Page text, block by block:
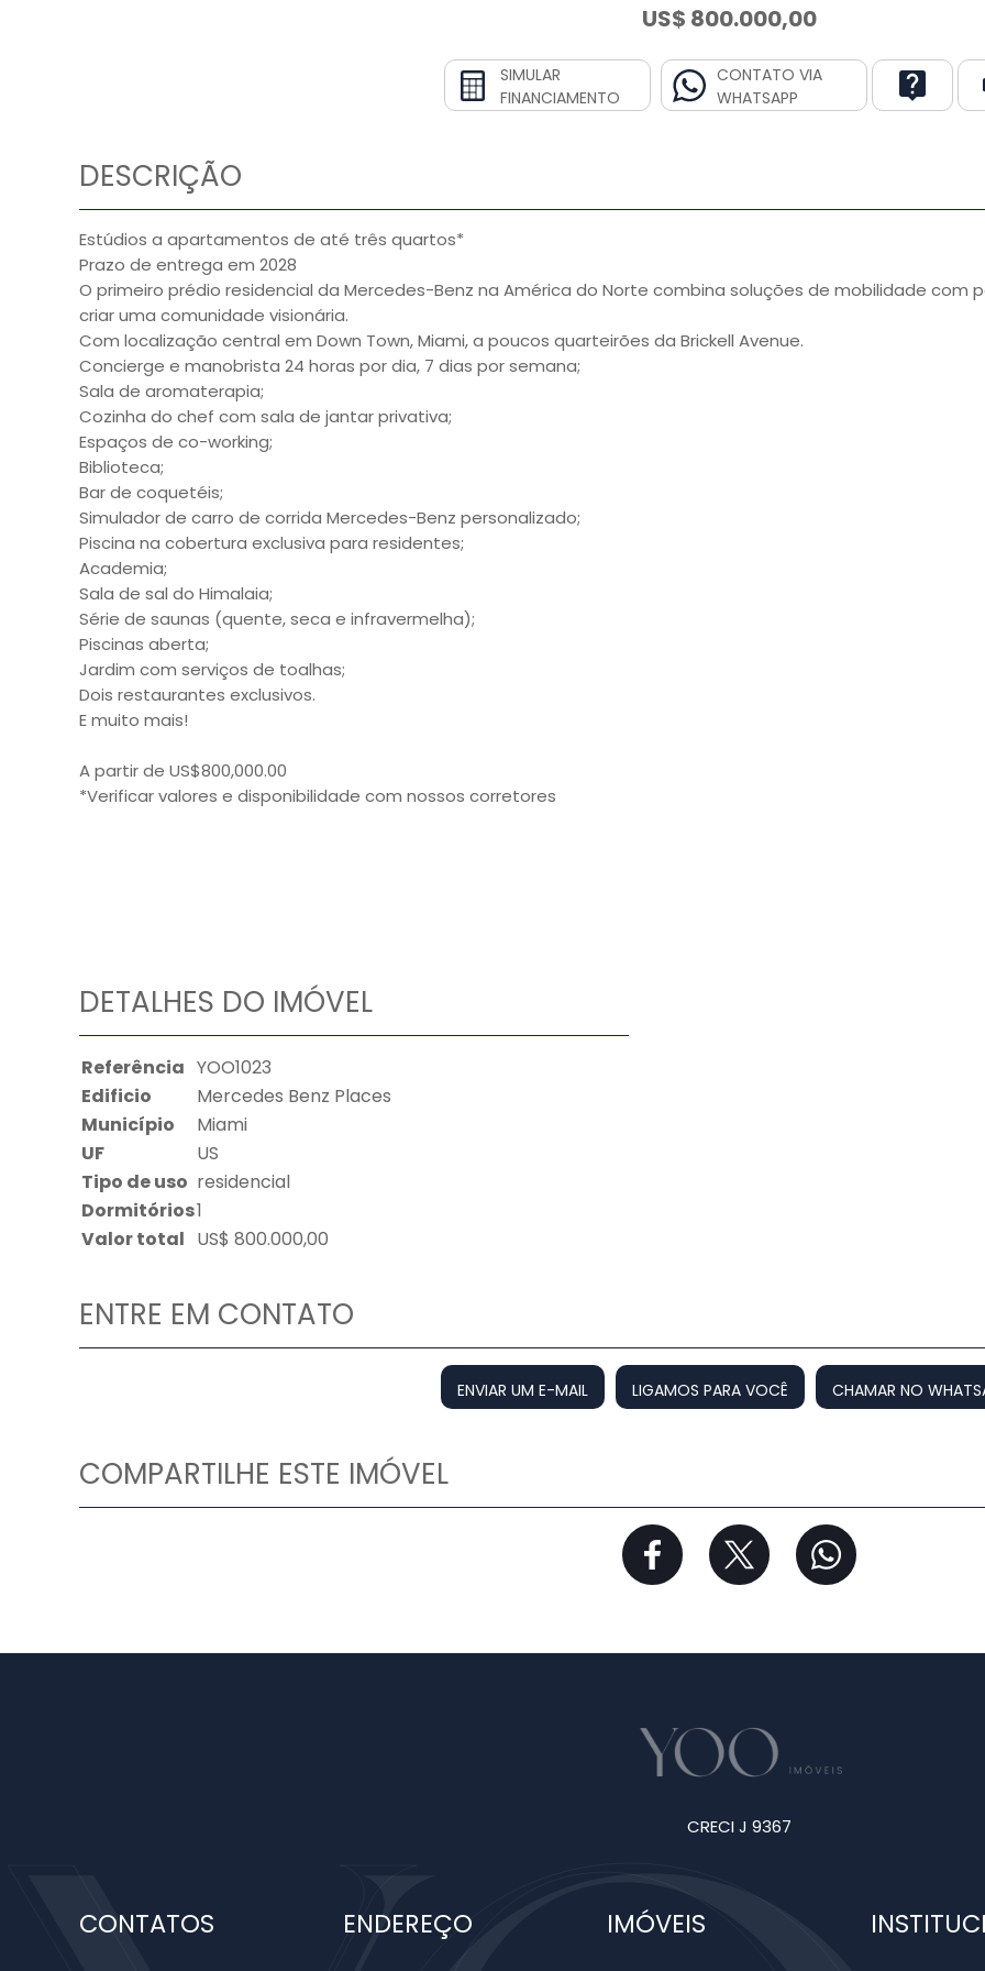
US$ 800.000,00
SIMULAR
FINANCIAMENTO
CONTATO VIA
WHATSAPP
DESCRIÇÃO
Estúdios a apartamentos de até três quartos*
Prazo de entrega em 2028
O primeiro prédio residencial da Mercedes-Benz na América do Norte combina soluções de mobilidade com
criar uma comunidade visionária.
Com localização central em Down Town, Miami, a poucos quarteirões da Brickell Avenue.
Concierge e manobrista 24 horas por dia, 7 dias por semana;
Sala de aromaterapia;
Cozinha do chef com sala de jantar privativa;
Espaços de co-working;
Biblioteca;
Bar de coquetéis;
Simulador de carro de corrida Mercedes-Benz personalizado;
Piscina na cobertura exclusiva para residentes;
Academia;
Sala de sal do Himalaia;
Série de saunas (quente, seca e infravermelha);
Piscinas aberta;
Jardim com serviços de toalhas;
Dois restaurantes exclusivos.
E muito mais!
A partir de US$800,000.00
*Verificar valores e disponibilidade com nossos corretores
DETALHES DO IMÓVEL
Referência YOO1023
Edificio
Mercedes Benz Places
Município
Miami
UF
US
Tipo de uso residencial
Dormitórios1
Valor total US$ 800.000,00
ENTRE EM CONTATO
ENVIAR UM E-MAIL LIGAMOS PARA VOCÊ CHAMAR NO
COMPARTILHE ESTE IMÓVEL
CRECI J 9367
CONTATOS ENDEREÇO IMÓVEIS